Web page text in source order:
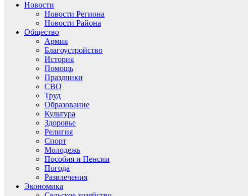
Новости
Новости Региона
Новости Района
Общество
Армия
Благоустройство
История
Помощь
Праздники
СВО
Труд
Образование
Культура
Здоровье
Религия
Спорт
Молодежь
Пособия и Пенсии
Погода
Развлечения
Экономика